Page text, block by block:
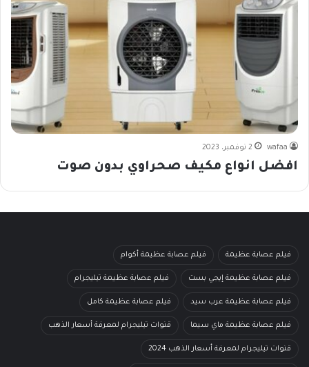
wafaa 2 نوفمبر، 2023
افضل انواع مكيف صحراوي بدون صوت
فيلم عصابة عظيمة فيلم عصابة عظيمة أكوام
فيلم عصابة عظيمة إيجي بست فيلم عصابة عظيمة تيليجرام
فيلم عصابة عظيمة عرب سيد فيلم عصابة عظيمة كامل
فيلم عصابة عظيمة ماي سيما قنوات تيليجرام لمعرفة أسعار الذهب
قنوات تيليجرام لمعرفة أسعار الذهب 2024